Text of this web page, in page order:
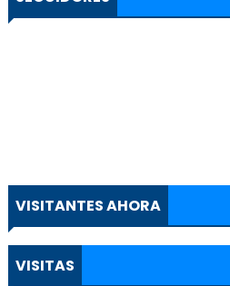
VISITANTES AHORA
VISITAS